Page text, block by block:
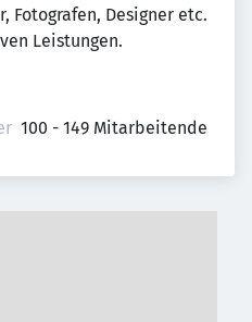
Fotografen, Designer etc.
Leistungen.
100 - 149 Mitarbeitende